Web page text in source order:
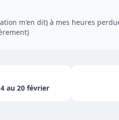
m'en dit) à mes heures
au 20 février